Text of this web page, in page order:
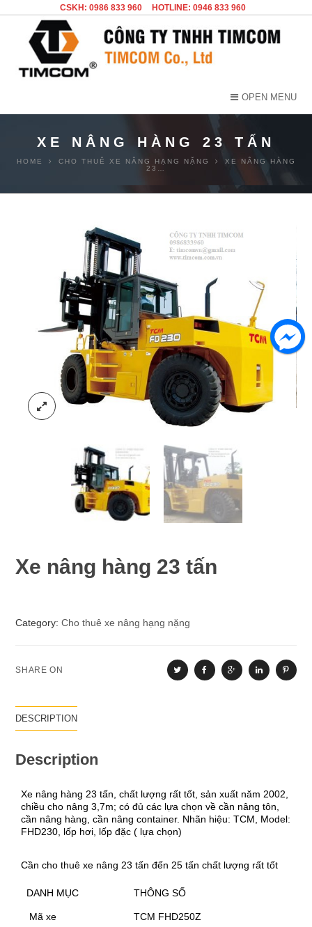
CSKH: 0986 833 960 HOTLINE: 0946 833 960
OPEN MENU
XE NÂNG HÀNG 23 TẤN
HOME CHO THUÊ XE NÂNG HẠNG NẶNG
XE NÂNG HÀNG
23…
Xe nâng hàng 23 tấn
Category:Cho thuê xe nâng hạng nặng
SHARE ON
DESCRIPTION
Description
Xe nâng hàng 23 tấn, chất lượng rất tốt, sản xuất năm 2002,
chiều cho nâng 3,7m; có đủ các lựa chọn về cần nâng tôn,
cần nâng hàng, cần nâng container. Nhãn hiệu: TCM, Model:
FHD230, lốp hơi, lốp đặc ( lựa chọn)
Cần cho thuê xe nâng 23 tấn đến 25 tấn chất lượng rất tốt
DANH MỤC THÔNG SỐ
Mã xe TCM FHD250Z